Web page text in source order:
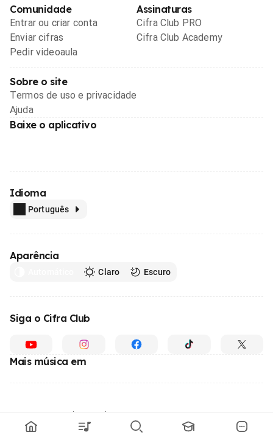
Comunidade
Entrar ou criar conta
Enviar cifras
Pedir videoaula
Assinaturas
Cifra Club PRO
Cifra Club Academy
Sobre o site
Termos de uso e privacidade
Ajuda
Baixe o aplicativo
Idioma
Português
Aparência
Claro Escuro
Siga o Cifra Club
Mais música em
© 1996 - 2026, o maior site de ensino de música do Brasil